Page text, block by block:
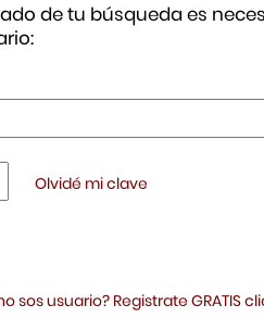
de tu búsqueda es
Olvidé mi clave
sos usuario? Registrate GRATIS